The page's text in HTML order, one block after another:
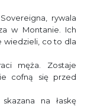
rywala
w Montanie. Ich
wiedzieli, co to dla
męża. Zostaje
cofną się przed
na łaskę